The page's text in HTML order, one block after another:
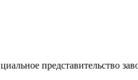
представительство